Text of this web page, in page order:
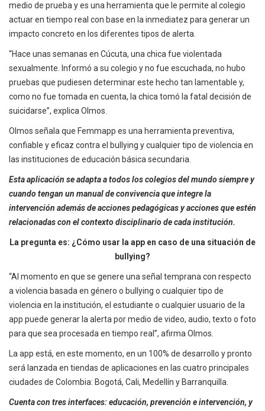
medio de prueba y es una herramienta que le permite al colegio
actuar en tiempo real con base en la inmediatez para generar un
impacto concreto en los diferentes tipos de alerta.
“Hace unas semanas en Cúcuta, una chica fue violentada
sexualmente. Informó a su colegio y no fue escuchada, no hubo
pruebas que pudiesen determinar este hecho tan lamentable y,
como no fue tomada en cuenta, la chica tomó la fatal decisión de
suicidarse”, explica Olmos.
Olmos señala que Femmapp es una herramienta preventiva,
confiable y eficaz contra el bullying y cualquier tipo de violencia en
las instituciones de educación básica secundaria.
Esta aplicación se adapta a todos los colegios del mundo siempre y
cuando tengan un manual de convivencia que integre la
intervención además de acciones pedagógicas y acciones que estén
relacionadas con el contexto disciplinario de cada institución.
La pregunta es: ¿Cómo usar la app en caso de una situación de
bullying?
“Al momento en que se genere una señal temprana con respecto
a violencia basada en género o bullying o cualquier tipo de
violencia en la institución, el estudiante o cualquier usuario de la
app puede generar la alerta por medio de video, audio, texto o foto
para que sea procesada en tiempo real”, afirma Olmos.
La app está, en este momento, en un 100% de desarrollo y pronto
será lanzada en tiendas de aplicaciones en las cuatro principales
ciudades de Colombia: Bogotá, Cali, Medellín y Barranquilla.
Cuenta con tres interfaces: educación, prevención e intervención, y